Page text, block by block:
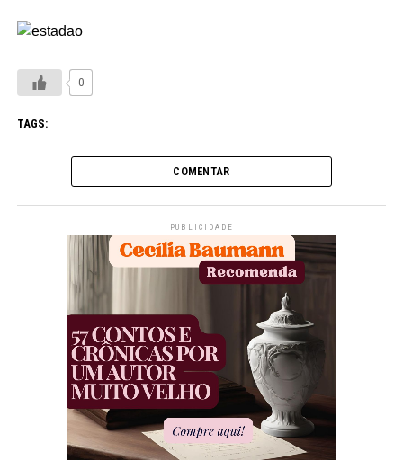
0
TAGS:
COMENTAR
PUBLICIDADE